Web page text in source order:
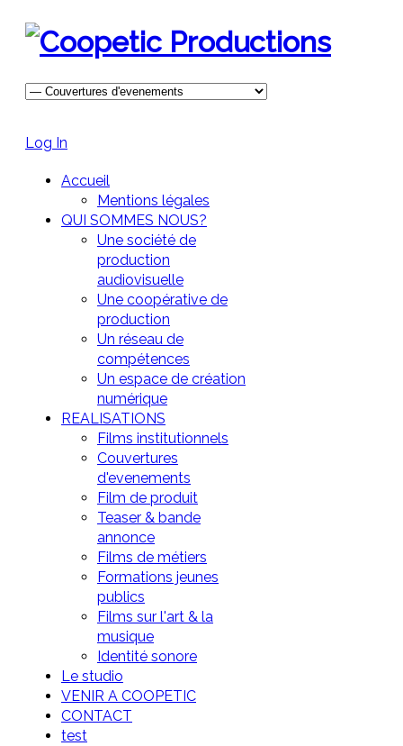
Log In
Accueil
Mentions légales
QUI SOMMES NOUS?
Une société de
production
audiovisuelle
Une coopérative de
production
Un réseau de
compétences
Un espace de création
numérique
REALISATIONS
Films institutionnels
Couvertures
d'evenements
Film de produit
Teaser & bande
annonce
Films de métiers
Formations jeunes
publics
Films sur l'art & la
musique
Identité sonore
Le studio
VENIR A COOPETIC
CONTACT
test